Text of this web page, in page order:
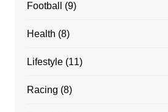
Football (9)
Health (8)
Lifestyle(11)
Racing (8)